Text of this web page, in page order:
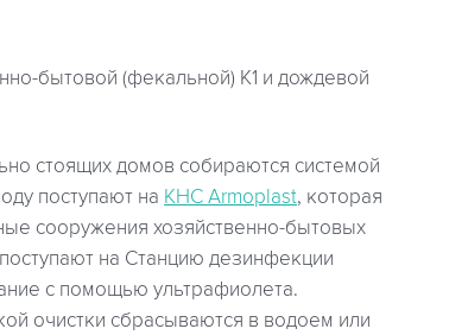
бытовой (фекальной) К1 и дождевой
стоящих домов собираются системой
поступают на КНС Armoplast, которая
сооружения хозяйственно-бытовых
на Станцию дезинфекции
с помощью ультрафиолета.
очистки сбрасываются в водоем или